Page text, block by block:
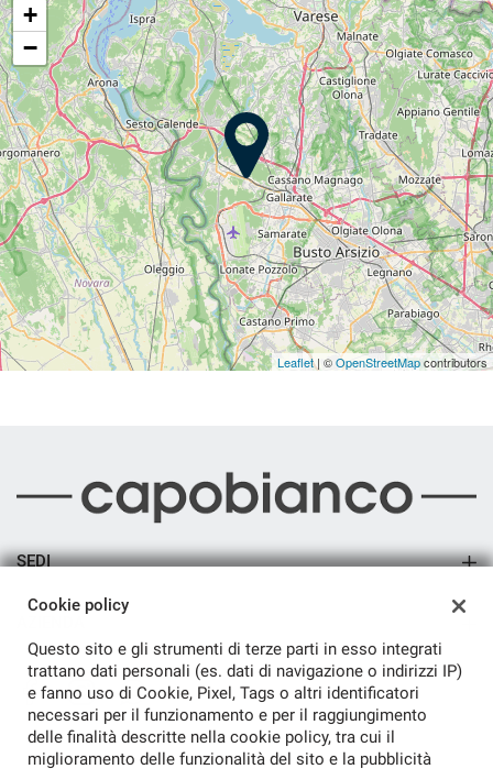
+
−
Leaflet| ©OpenStreetMapcontributors
SEDI
Sede di Arsago Seprio
Azienda
Cookie policy
Questo sito e gli strumenti di terze parti in esso integrati
trattano dati personali (es. dati di navigazione o indirizzi IP)
e fanno uso di Cookie, Pixel, Tags o altri identificatori
necessari per il funzionamento e per il raggiungimento
delle finalità descritte nella cookie policy, tra cui il
miglioramento delle funzionalità del sito e la pubblicità